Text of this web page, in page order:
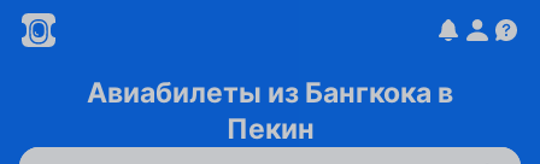
Авиабилеты из Бангкока в
Пекин